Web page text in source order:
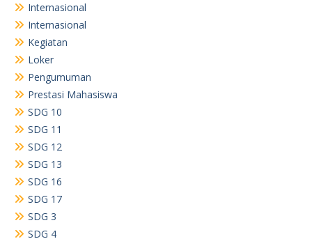
Internasional
Internasional
Kegiatan
Loker
Pengumuman
Prestasi Mahasiswa
SDG 10
SDG 11
SDG 12
SDG 13
SDG 16
SDG 17
SDG 3
SDG 4